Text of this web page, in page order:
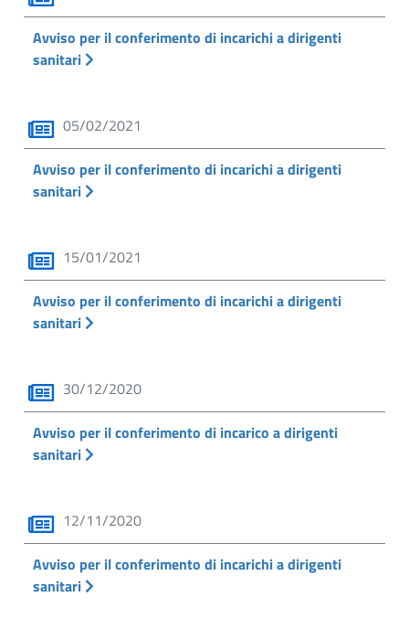
Avviso per il conferimento di incarichi a dirigenti
sanitari
05/02/2021
Avviso per il conferimento di incarichi a dirigenti
sanitari
15/01/2021
Avviso per il conferimento di incarichi a dirigenti
sanitari
30/12/2020
Avviso per il conferimento di incarico a dirigenti
sanitari
12/11/2020
Avviso per il conferimento di incarichi a dirigenti
sanitari